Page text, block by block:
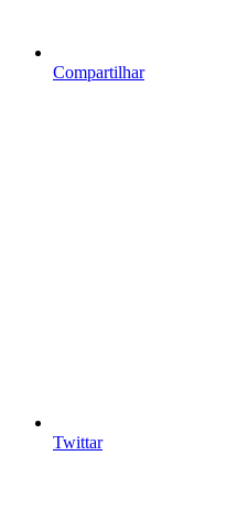
Compartilhar
Twittar